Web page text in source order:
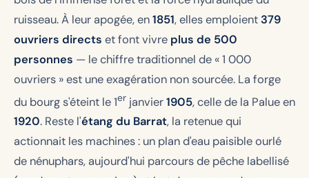
ruisseau. À leur apogée, en1851, elles emploient 379
ouvriers directs et font vivre plus de 500
personnes — le chiffre traditionnel de « 1 000
ouvriers » est une exagération non sourcée. La forge
du bourg s'éteint le 1er janvier1905, celle de la Palue en
1920. Reste l'étang du Barrat, la retenue qui
actionnait les machines : un plan d'eau paisible ourlé
de nénuphars, aujourd'hui parcours de pêche labellisé